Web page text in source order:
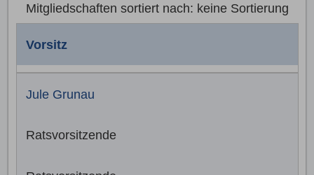
Mitgliedschaften sortiert nach: keine Sortierung
Vorsitz
Jule Grunau
Ratsvorsitzende